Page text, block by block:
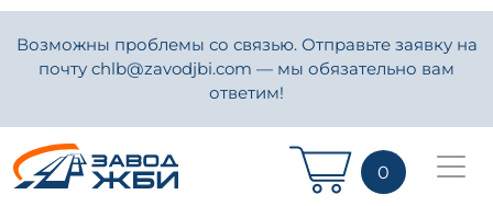
Возможны проблемы со связью. Отправьте заявку на
почту chlb@zavodjbi.com — мы обязательно вам
ответим!
0